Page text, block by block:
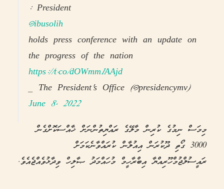
: President
@ibusolih
holds press conference with an update on
the progress of the nation
https://t.co/dOWmm1AAjd
— The President's Office (@presidencymv)
June 8, 2022
މިމަސް ނިމުގެ ކުރިން މާލޭގެ ރައްޔިތުންނަށް ޚާއްސަކޮށްގެން
3000 ގޯތި ދޫކުރަން އިއުލާން ކުރައްވާނެކަމަށް
ރައީސުލްޖުމްހޫރިއްޔާ އިބްރާހީމް މުހައްމަދު ޞާލިހް ވިދާޅުވެއްޖެއެވެ.